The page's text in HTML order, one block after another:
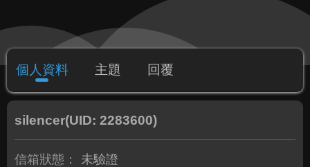
個人資料 主題 回覆
silencer(UID: 2283600)
信箱狀態： 未驗證